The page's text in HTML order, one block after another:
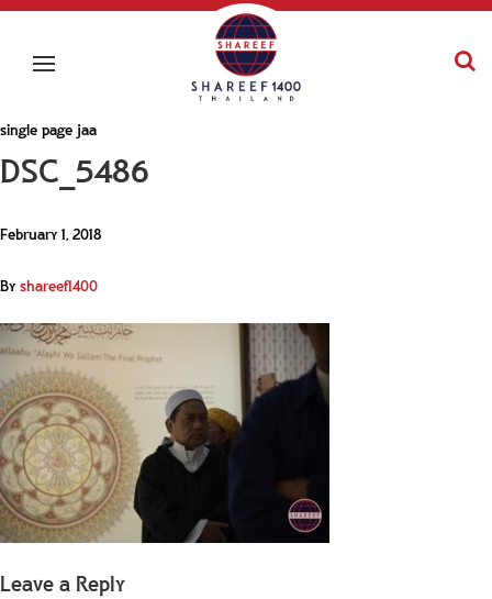
single page jaa
DSC_5486
February 1, 2018
Byshareef1400
Leave a Reply